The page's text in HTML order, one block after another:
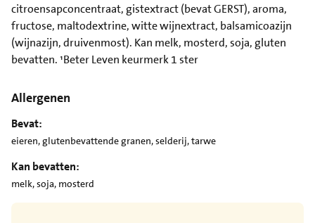
citroensapconcentraat, gistextract (bevat GERST), aroma,
fructose, maltodextrine, witte wijnextract, balsamicoazijn
(wijnazijn, druivenmost). Kan melk, mosterd, soja, gluten
bevatten. ¹Beter Leven keurmerk 1 ster
Allergenen
Bevat:
eieren, glutenbevattende granen, selderij, tarwe
Kan bevatten:
melk, soja, mosterd